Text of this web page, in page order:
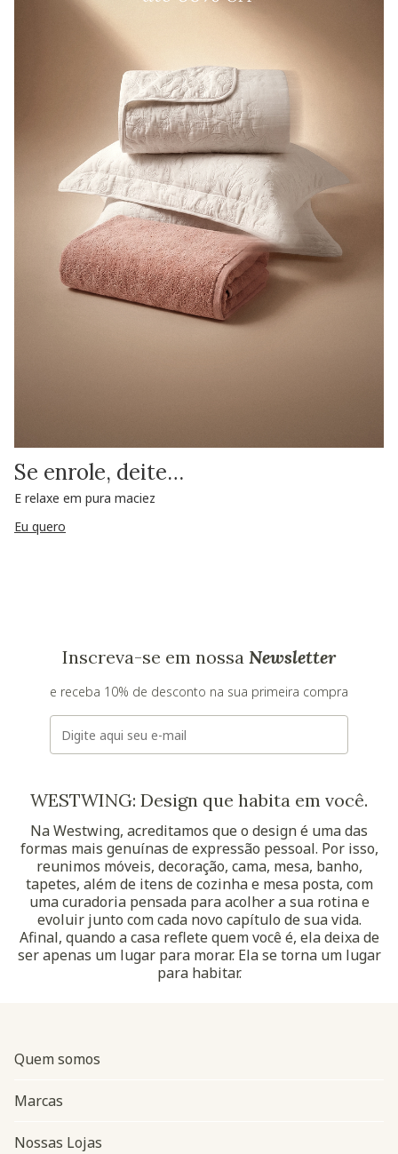
Se enrole, deite…
E relaxe em pura maciez
Eu quero
Inscreva-se em nossa Newsletter
e receba 10% de desconto na sua primeira compra
E-mail
WESTWING: Design que habita em você.
Na Westwing, acreditamos que o design é uma das
formas mais genuínas de expressão pessoal. Por isso,
reunimos móveis, decoração, cama, mesa, banho,
tapetes, além de itens de cozinha e mesa posta, com
uma curadoria pensada para acolher a sua rotina e
evoluir junto com cada novo capítulo de sua vida.
Afinal, quando a casa reflete quem você é, ela deixa de
ser apenas um lugar para morar. Ela se torna um lugar
para habitar.
Quem somos
Marcas
Nossas Lojas